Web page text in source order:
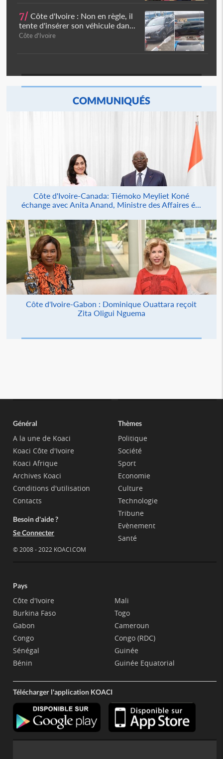
7/ Côte d'Ivoire : Non en règle, il
tente d'insérer son véhicule dan...
Côte d'Ivoire
COMMUNIQUÉS
Côte d'Ivoire-Canada: Tiémoko Meyliet Koné
échange avec Anita Anand, Ministre des Affaires é...
Côte d'Ivoire-Gabon : Dominique Ouattara reçoit
Zita Oligui Nguema
Général
A la une de Koaci
Koaci Côte d'Ivoire
Koaci Afrique
Archives Koaci
Conditions d'utilisation
Contacts
Besoin d'aide ?
Se Connecter
© 2008 - 2022 KOACI.COM
Thèmes
Politique
Société
Sport
Economie
Culture
Technologie
Tribune
Evènement
Santé
Pays
Côte d'Ivoire
Burkina Faso
Gabon
Congo
Sénégal
Bénin
Mali
Togo
Cameroun
Congo (RDC)
Guinée
Guinée Equatorial
Télécharger l'application KOACI